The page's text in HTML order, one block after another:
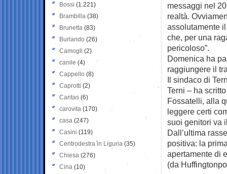
messaggi nel
realtà.
assolutamente
che, per una
pericoloso”.
Domenica ha
raggiungere il
Il sindaco di
Terni – ha
Fossatelli, alla
leggere certi
suoi genitori va
Dall’ultima
positiva: la
apertamente di
(da
Bossi (1.221)
Brambilla (38)
Brunetta (83)
Burlando (26)
Camogli (2)
canile (4)
Cappello (8)
Caprotti (2)
Caritas (6)
carovita (170)
casa (247)
Casini (119)
Centrodestra in Liguria (35)
Chiesa (276)
Cina (10)